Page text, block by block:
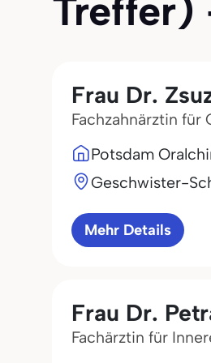
Treffer)
Frau Dr.
Fachzahnärztin für
Potsdam
Geschwister-
Mehr Details
Frau Dr.
Fachärztin für